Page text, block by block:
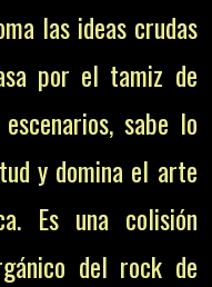
las ideas crudas
por el tamiz de
sabe lo
y domina el arte
Es una colisión
del rock de